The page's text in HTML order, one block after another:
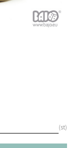
st